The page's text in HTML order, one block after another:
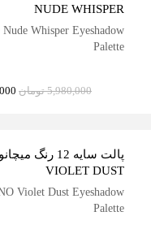
NUDE WHISPER
Whisper Eyeshadow
Palette
5,980,000 تومان
پالت سایه 12 رنگ
VIOLET DUST
Violet Dust Eyeshadow
Palette